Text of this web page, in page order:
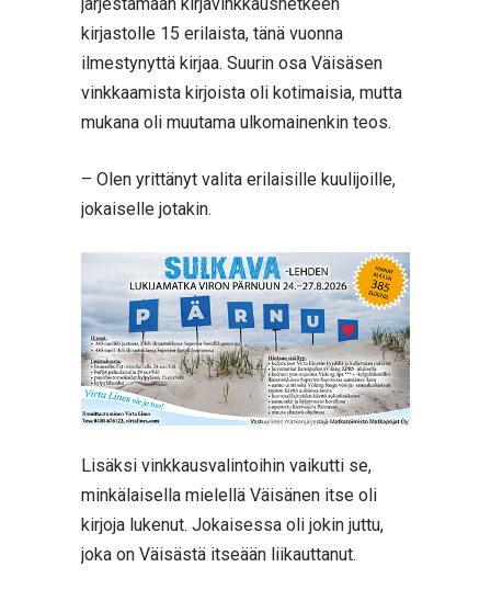
kirjastolle 15 erilaista, tänä vuonna
ilmestynyttä kirjaa. Suurin osa Väisäsen
vinkkaamista kirjoista oli kotimaisia, mutta
mukana oli muutama ulkomainenkin teos.
– Olen yrittänyt valita erilaisille kuulijoille,
jokaiselle jotakin.
Lisäksi vinkkausvalintoihin vaikutti se,
minkälaisella mielellä Väisänen itse oli
kirjoja lukenut. Jokaisessa oli jokin juttu,
joka on Väisästä itseään liikauttanut.